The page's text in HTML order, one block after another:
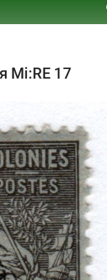
Mi:RE 17